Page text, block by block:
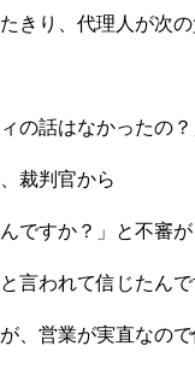
きり、代理人が次
の話はなかったの
裁判官から
ですか？」と不審が
言われて信じたん
、営業が実直なので